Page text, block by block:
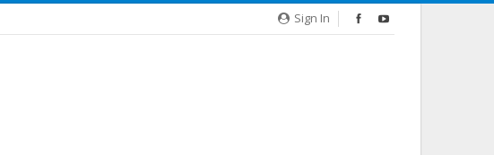
Sign In